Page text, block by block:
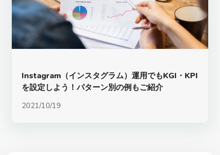
Instagram（インスタグラム）運用でもKGI・KPI
を設定しよう！パターン別の例もご紹介
2021/10/19